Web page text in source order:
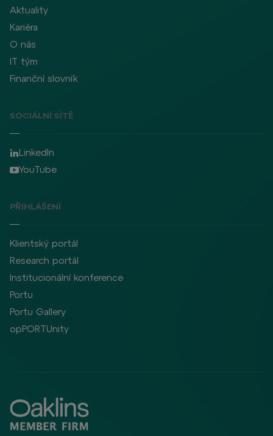
Aktuality
Kariéra
O nás
IT tým
Finanční slovník
SOCIÁLNÍ SÍTĚ
LinkedIn
YouTube
PŘIHLÁŠENÍ
Klientský portál
Research portál
Institucionální konference
Portu
Portu Gallery
opPORTUnity